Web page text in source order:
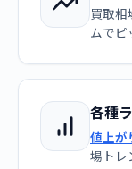
買取
ムでピ
各種
値上が
場トレ